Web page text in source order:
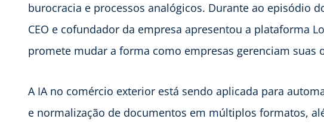
burocracia e processos analógicos. Durante ao episódio
CEO e cofundador da empresa apresentou a plataforma
promete mudar a forma como empresas gerenciam suas
A IA no comércio exterior está sendo aplicada para
e normalização de documentos em múltiplos formatos,